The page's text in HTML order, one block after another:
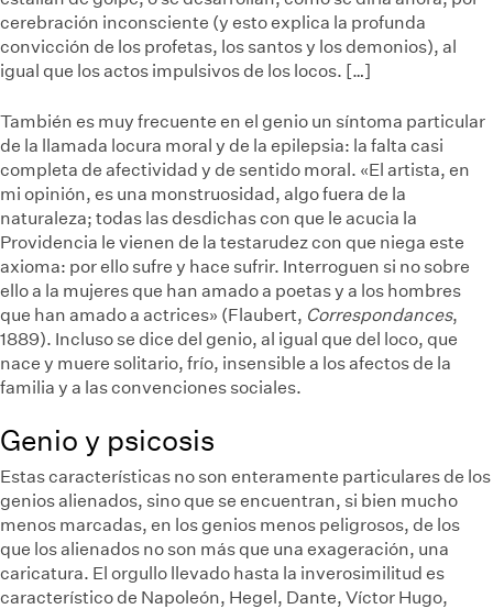
cerebración inconsciente (y esto explica la profunda
convicción de los profetas, los santos y los demonios), al
igual que los actos impulsivos de los locos. […]
También es muy frecuente en el genio un síntoma particular
de la llamada locura moral y de la epilepsia: la falta casi
completa de afectividad y de sentido moral. «El artista, en
mi opinión, es una monstruosidad, algo fuera de la
naturaleza; todas las desdichas con que le acucia la
Providencia le vienen de la testarudez con que niega este
axioma: por ello sufre y hace sufrir. Interroguen si no sobre
ello a la mujeres que han amado a poetas y a los hombres
que han amado a actrices» (Flaubert, Correspondances,
1889). Incluso se dice del genio, al igual que del loco, que
nace y muere solitario, frío, insensible a los afectos de la
familia y a las convenciones sociales.
Genio y psicosis
Estas características no son enteramente particulares de los
genios alienados, sino que se encuentran, si bien mucho
menos marcadas, en los genios menos peligrosos, de los
que los alienados no son más que una exageración, una
caricatura. El orgullo llevado hasta la inverosimilitud es
característico de Napoleón, Hegel, Dante, Víctor Hugo,